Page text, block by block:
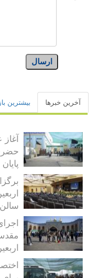
ارسال
آخرین خبرها بیشترین